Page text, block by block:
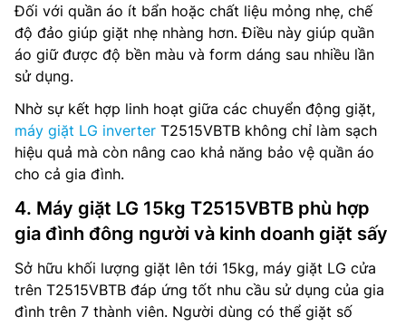
Đối với quần áo ít bẩn hoặc chất liệu mỏng nhẹ, chế
độ đảo giúp giặt nhẹ nhàng hơn. Điều này giúp quần
áo giữ được độ bền màu và form dáng sau nhiều lần
sử dụng.
Nhờ sự kết hợp linh hoạt giữa các chuyển động giặt,
máy giặt LG inverter T2515VBTB không chỉ làm sạch
hiệu quả mà còn nâng cao khả năng bảo vệ quần áo
cho cả gia đình.
4. Máy giặt LG 15kg T2515VBTB phù hợp
gia đình đông người và kinh doanh giặt sấy
Sở hữu khối lượng giặt lên tới 15kg, máy giặt LG cửa
trên T2515VBTB đáp ứng tốt nhu cầu sử dụng của gia
đình trên 7 thành viên. Người dùng có thể giặt số